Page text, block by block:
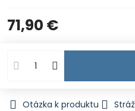
71,90 €
Otázka k produktu